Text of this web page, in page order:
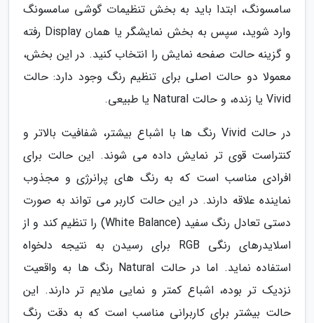
سامسونگ، ابتدا باید به بخش تنظیمات گوشی سامسونگ
وارد شوید، سپس به بخش نمایشگر یا همان Display رفته
و گزینه حالت صفحه نمایش را انتخاب کنید. در این بخش،
معمولا دو حالت اصلی برای تنظیم رنگ وجود دارد: حالت
Vivid یا زنده، و حالت Natural یا طبیعی.
در حالت Vivid رنگ ها با اشباع بیشتر، شفافیت بالاتر و
کنتراست قوی تر نمایش داده می شوند. این حالت برای
افرادی مناسب است که به رنگ های پرانرژی و مجذوب
نماینده علاقه دارند. در این حالت کاربر می تواند به صورت
دستی تعادل رنگ سفید (White Balance) را تنظیم کند و از
اسلایدرهای رنگی RGB برای رسیدن به نتیجه دلخواه
استفاده نماید. اما در حالت Natural رنگ ها به واقعیت
نزدیک تر بوده، اشباع کمتر و نمایی ملایم تر دارند. این
حالت بیشتر برای کاربرانی مناسب است که به دقت رنگ